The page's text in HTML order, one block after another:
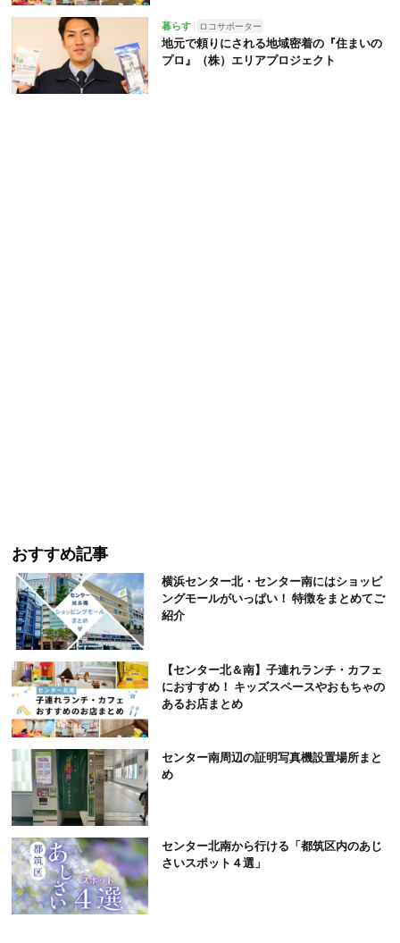
暮らす ロコサポーター
地元で頼りにされる地域密着の『住まいの
プロ』（株）エリアプロジェクト
おすすめ記事
横浜センター北・センター南にはショッピ
ングモールがいっぱい！ 特徴をまとめてご
紹介
【センター北＆南】子連れランチ・カフェ
におすすめ！ キッズスペースやおもちゃの
あるお店まとめ
センター南周辺の証明写真機設置場所まと
め
センター北南から行ける「都筑区内のあじ
さいスポット４選」